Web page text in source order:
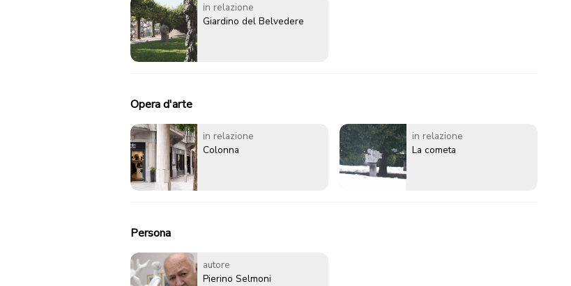
in relazione
Giardino del Belvedere
Opera d'arte
in relazione
Colonna
in relazione
La cometa
Persona
autore
Pierino Selmoni